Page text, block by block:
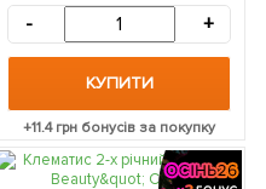
- +
КУПИТИ
+11.4грн бонусів за покупку